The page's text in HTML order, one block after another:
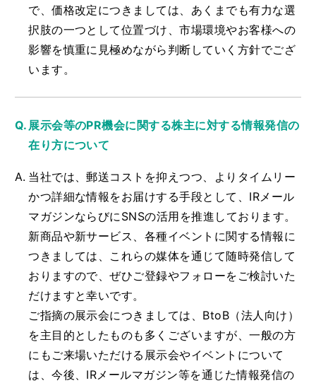
で、価格改定につきましては、あくまでも有力な選
択肢の一つとして位置づけ、市場環境やお客様への
影響を慎重に見極めながら判断していく方針でござ
います。
展示会等のPR機会に関する株主に対する情報発信の
在り方について
当社では、郵送コストを抑えつつ、よりタイムリー
かつ詳細な情報をお届けする手段として、IRメール
マガジンならびにSNSの活用を推進しております。
新商品や新サービス、各種イベントに関する情報に
つきましては、これらの媒体を通じて随時発信して
おりますので、ぜひご登録やフォローをご検討いた
だけますと幸いです。
ご指摘の展示会につきましては、BtoB（法人向け）
を主目的としたものも多くございますが、一般の方
にもご来場いただける展示会やイベントについて
は、今後、IRメールマガジン等を通じた情報発信の